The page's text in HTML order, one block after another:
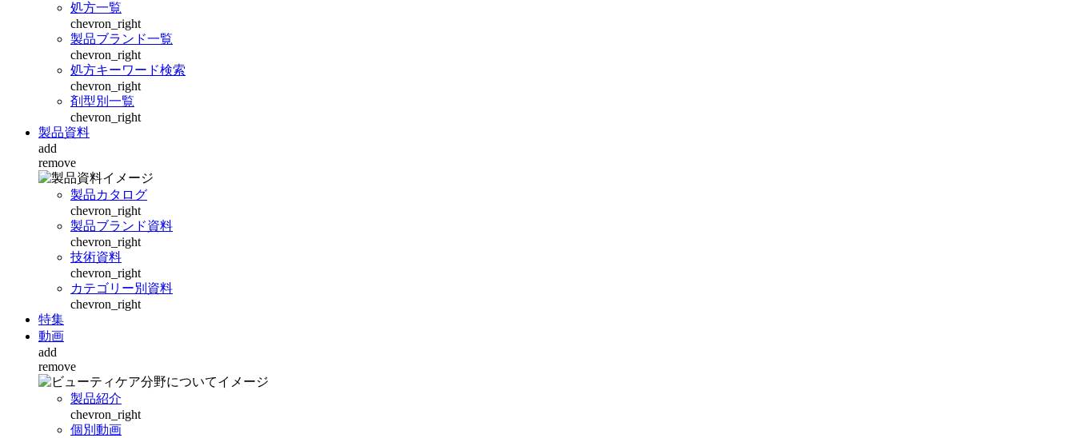
処方一覧
chevron_right
製品ブランド一覧
chevron_right
処方キーワード検索
chevron_right
剤型別一覧
chevron_right
製品資料
add
remove
製品カタログ
chevron_right
製品ブランド資料
chevron_right
技術資料
chevron_right
カテゴリー別資料
chevron_right
特集
動画
add
remove
製品紹介
chevron_right
個別動画